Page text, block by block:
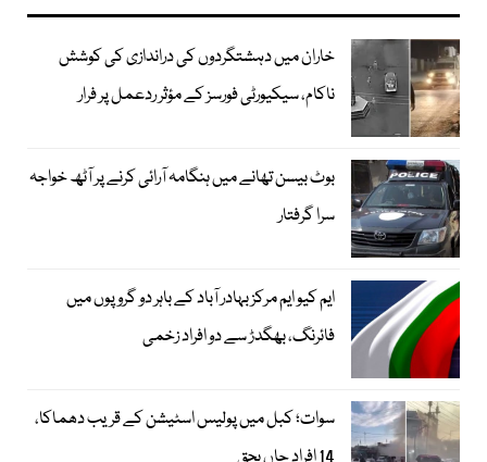
خاران میں دہشتگردوں کی دراندازی کی کوشش
ناکام، سیکیورٹی فورسز کے مؤثر ردعمل پر فرار
بوٹ بیسن تھانے میں ہنگامہ آرائی کرنے پر آٹھ خواجہ
سرا گرفتار
ایم کیو ایم مرکز بہادر آباد کے باہر دو گروپوں میں
فائرنگ، بھگدڑ سے دو افراد زخمی
سوات؛ کبل میں پولیس اسٹیشن کے قریب دھماکا،